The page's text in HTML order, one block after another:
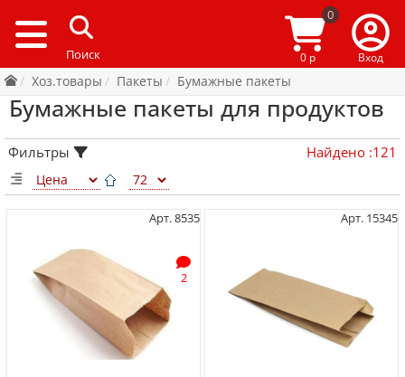
0
0 р Вход
Хоз.товары Пакеты Бумажные пакеты
Бумажные пакеты для продуктов
Фильтры Найдено :121
Арт. 8535
2
Арт. 15345